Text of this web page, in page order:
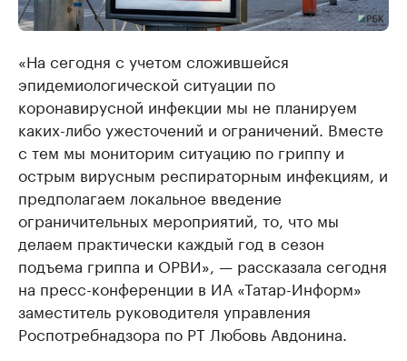
«На сегодня с учетом сложившейся
эпидемиологической ситуации по
коронавирусной инфекции мы не планируем
каких-либо ужесточений и ограничений. Вместе
с тем мы мониторим ситуацию по гриппу и
острым вирусным респираторным инфекциям, и
предполагаем локальное введение
ограничительных мероприятий, то, что мы
делаем практически каждый год в сезон
подъема гриппа и ОРВИ», — рассказала сегодня
на пресс-конференции в ИА «Татар-Информ»
заместитель руководителя управления
Роспотребнадзора по РТ Любовь Авдонина.